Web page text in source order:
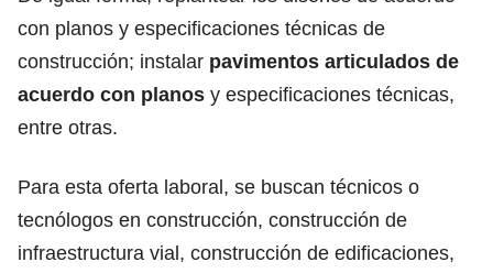
con planos y especificaciones técnicas de
construcción; instalar pavimentos articulados de
acuerdo con planos y especificaciones técnicas,
entre otras.
Para esta oferta laboral, se buscan técnicos o
tecnólogos en construcción, construcción de
infraestructura vial, construcción de edificaciones,